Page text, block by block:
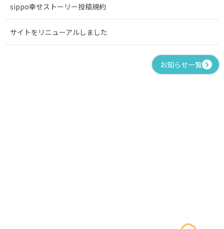
sippo幸せストーリー投稿規約
サイトをリニューアルしました
お知らせ一覧